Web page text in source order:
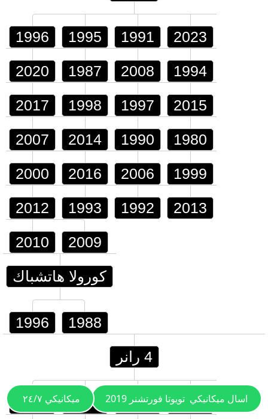
1996 1995 1991 2023
2020 1987 2008 1994
2017 1998 1997 2015
2007 2014 1990 1980
2000 2016 2006 1999
2012 1993 1992 2013
2010 2009
كورولا هاتشباك
1996 1988
4 رانر
1994 2006 1995 1990اسال ميكانيكي تويوتا فورتشنر 2019 ميكانيكي ٢٤/٧